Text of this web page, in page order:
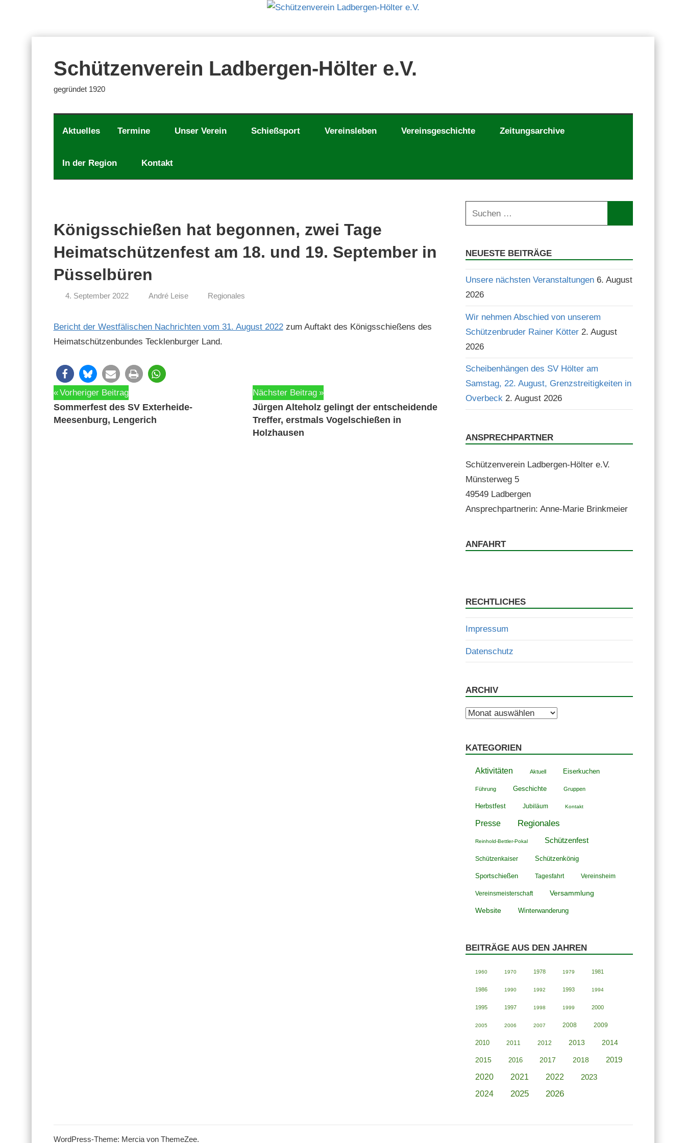
Schützenverein Ladbergen-Hölter e.V.
gegründet 1920
Aktuelles Termine Unser Verein Schießsport Vereinsleben Vereinsgeschichte Zeitungsarchive
In der Region Kontakt
Königsschießen hat begonnen, zwei Tage
Heimatschützenfest am 18. und 19. September in
Püsselbüren
4. September 2022 André Leise Regionales
Bericht der West­fälis­chen Nachricht­en vom 31. August 2022zum Auf­takt des Königss­chießens des
Heimatschützen­bun­des Teck­len­burg­er Land.
Beitragsnavigation
Vorheriger Beitrag
Sommerfest des SV Exterheide-
Meesenburg, Lengerich
Nächster Beitrag
Jürgen Alteholz gelingt der entscheidende
Treffer, erstmals Vogelschießen in
Holzhausen
Suchen
nach:
NEUESTE BEITRÄGE
Unsere nächsten Veranstaltungen 6. August
2026
Wir nehmen Abschied von unserem
Schützenbruder Rainer Kötter 2. August
2026
Scheibenhängen des SV Hölter am
Samstag, 22. August, Grenzstreitigkeiten in
Overbeck 2. August 2026
ANSPRECHPARTNER
Schützen­vere­in Lad­ber­gen-Höl­ter e.V.
Mün­ster­weg 5
49549 Ladbergen
Ansprech­part­ner­in: Anne-Marie Brinkmeier
ANFAHRT
RECHTLICHES
Impressum
Datenschutz
ARCHIV
Archiv
KATEGORIEN
Aktivitäten Aktuell Eiserkuchen
Führung Geschichte Gruppen
Herbstfest Jubiläum Kontakt
Presse Regionales
Reinhold-Bettler-Pokal Schützenfest
Schützenkaiser Schützenkönig
Sportschießen Tagesfahrt Vereinsheim
Vereinsmeisterschaft Versammlung
Website Winterwanderung
BEITRÄGE AUS DEN JAHREN
1960 1970 1978 1979 1981
1986 1990 1992 1993 1994
1995 1997 1998 1999 2000
2005 2006 2007 2008 2009
2010 2011 2012 2013 2014
2015 2016 2017 2018 2019
2020 2021 2022
2023
2024
2025 2026
WordPress-Theme: Mercia von ThemeZee.